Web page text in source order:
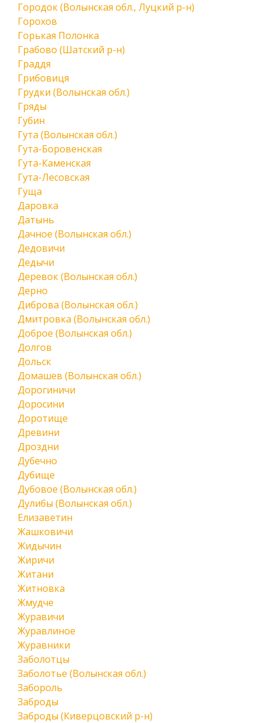
Городок (Волынская обл., Луцкий р-н)
Горохов
Горькая Полонка
Грабово (Шатский р-н)
Граддя
Грибовиця
Грудки (Волынская обл.)
Гряды
Губин
Гута (Волынская обл.)
Гута-Боровенская
Гута-Каменская
Гута-Лесовская
Гуща
Даровка
Датынь
Дачное (Волынская обл.)
Дедовичи
Дедычи
Деревок (Волынская обл.)
Дерно
Диброва (Волынская обл.)
Дмитровка (Волынская обл.)
Доброе (Волынская обл.)
Долгов
Дольск
Домашев (Волынская обл.)
Дорогиничи
Доросини
Доротище
Древини
Дроздни
Дубечно
Дубище
Дубовое (Волынская обл.)
Дулибы (Волынская обл.)
Елизаветин
Жашковичи
Жидычин
Жиричи
Житани
Житновка
Жмудче
Журавичи
Журавлиное
Журавники
Заболотцы
Заболотье (Волынская обл.)
Забороль
Заброды
Заброды (Киверцовский р-н)